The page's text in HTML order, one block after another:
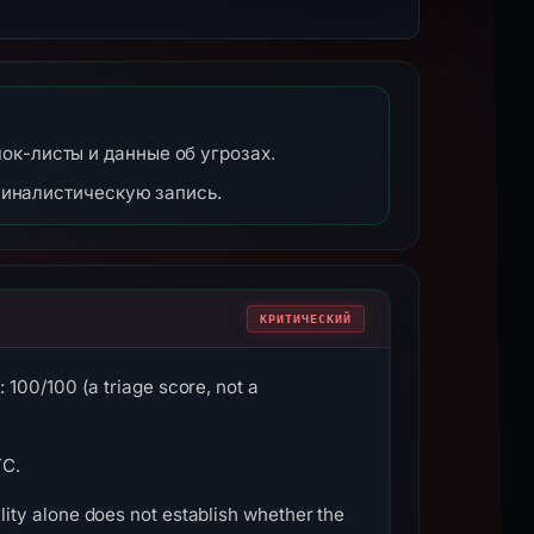
листы и данные об угрозах.
запись.
КРИТИЧЕСКИЙ
100 (a triage score, not a
alone does not establish whether the